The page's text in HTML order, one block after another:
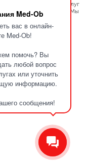
Med-Ob
вас в онлайн-
Med-Ob!
помочь? Вы
любой вопрос
или уточнить
информацию.
сообщения!
нашей продукции/услуг
динамикой курса валют. Мы
и обновления
информацию.
чтобы уточнить